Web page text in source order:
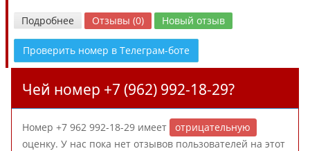
Подробнее Отзывы (0) Новый отзыв
Проверить номер в Телеграм-боте
Чей номер +7 (962) 992-18-29?
Номер +7 962 992-18-29 имеет
отрицательную
оценку. У нас пока нет отзывов пользователей на этот